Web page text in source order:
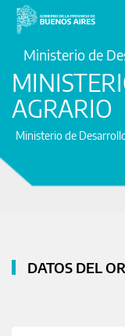
Ministerio de
AGRARIO
Ministerio de
DATOS DEL